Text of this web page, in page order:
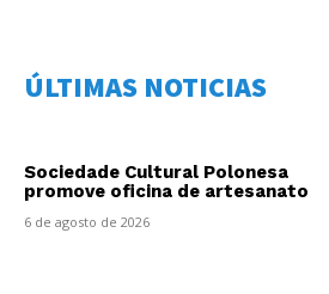
ÚLTIMAS NOTICIAS
Sociedade Cultural Polonesa
promove oficina de artesanato
6 de agosto de 2026